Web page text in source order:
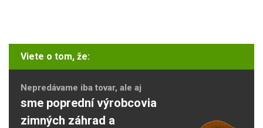
Viete o tom, že:
Nepredávame iba tovar, ale aj
sme poprední výrobcovia
zimných záhrad a